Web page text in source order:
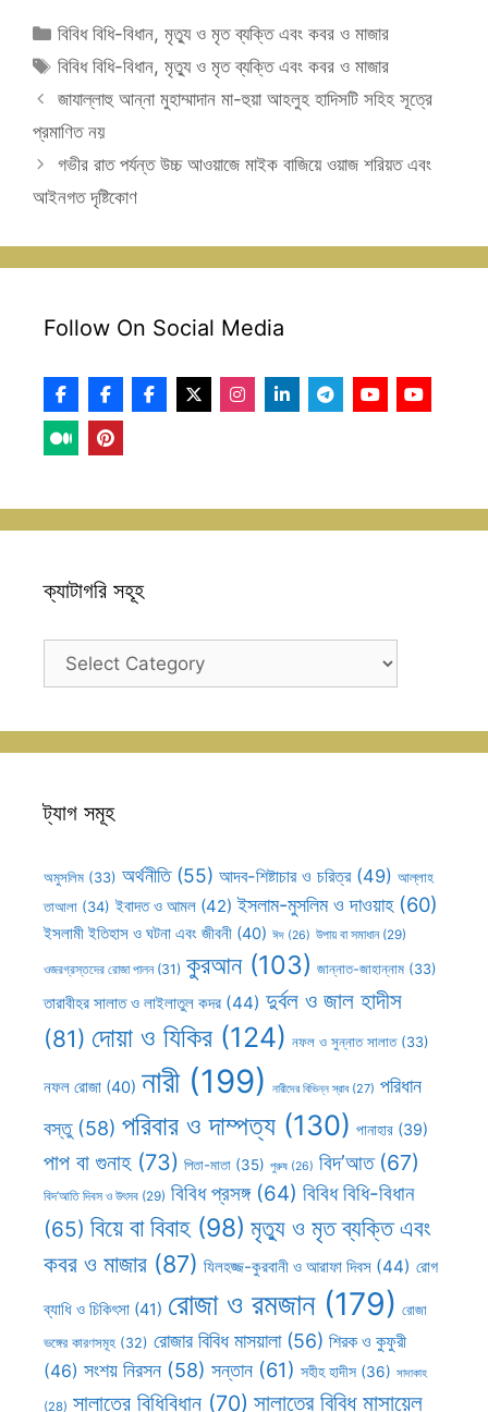
Categories
বিবিধ বিধি-বিধান,মৃত্যু ও মৃত ব্যক্তি এবং কবর ও মাজার
Tags
বিবিধ বিধি-বিধান,মৃত্যু ও মৃত ব্যক্তি এবং কবর ও মাজার
জাযাল্লাহু আন্না মুহাম্মাদান মা-হুয়া আহলুহ হাদিসটি সহিহ সূত্রে
প্রমাণিত নয়
গভীর রাত পর্যন্ত উচ্চ আওয়াজে মাইক বাজিয়ে ওয়াজ শরিয়ত এবং
আইনগত দৃষ্টিকোণ
Follow On Social Media
ক্যাটাগরি সহূহ
ক্যাটাগরি
ট্যাগ সমূহ
অমুসলিম (33) অর্থনীতি(55) আদব-শিষ্টাচার ও চরিত্র(49) আল্লাহ
তাআলা (34) ইবাদত ও আমল (42) ইসলাম-মুসলিম ও দাওয়াহ(60)
ইসলামী ইতিহাস ও ঘটনা এবং জীবনী (40) ঈদ (26) উপায় বা সমাধান(29)
ওজরগ্রস্তদের রোজা পালন(31) কুরআন(103) জান্নাত-জাহান্নাম (33)
তারাবীহর সালাত ও লাইলাতুল কদর (44) দুর্বল ও জাল হাদীস
(81) দোয়া ও যিকির (124) নফল ও সুন্নাত সালাত(33)
নফল রোজা (40) নারী(199) নারীদের বিভিন্ন স্রাব(27) পরিধান
বস্তু(58) পরিবার ও দাম্পত্য (130) পানাহার (39)
পাপ বা গুনাহ(73) পিতা-মাতা (35) পুরুষ (26) বিদ’আত(67)
বিদ’আতি দিবস ও উৎসব (29) বিবিধ প্রসঙ্গ(64) বিবিধ বিধি-বিধান
(65) বিয়ে বা বিবাহ (98) মৃত্যু ও মৃত ব্যক্তি এবং
কবর ও মাজার (87) যিলহজ্জ-কুরবানী ও আরাফা দিবস (44) রোগ
ব্যাধি ও চিকিৎসা (41) রোজা ও রমজান(179) রোজা
ভঙ্গের কারণসমূহ (32) রোজার বিবিধ মাসয়ালা(56) শিরক ও কুফুরী
(46) সংশয় নিরসন (58) সন্তান (61) সহীহ হাদীস (36) সাদাকাহ
(28) সালাতের বিধিবিধান (70) সালাতের বিবিধ মাসায়েল